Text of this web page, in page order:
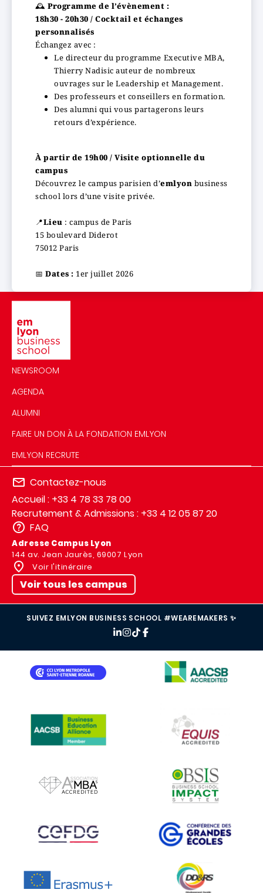
🕰️Programme de l’évènement :
18h30 - 20h30 / Cocktail et échanges
personnalisés
Échangez avec :
Le directeur du programme Executive MBA,
Thierry Nadisic auteur de nombreux
ouvrages sur le Leadership et Management.
Des professeurs et conseillers en formation.
Des alumni qui vous partagerons leurs
retours d’expérience.
À partir de 19h00 / Visite optionnelle du
campus
Découvrez le campus parisien d’emlyon business
school lors d’une visite privée.
📍Lieu : campus de Paris
15 boulevard Diderot
75012 Paris
📅Dates : 1er juillet 2026
NEWSROOM
AGENDA
ALUMNI
FAIRE UN DON À LA FONDATION EMLYON
EMLYON RECRUTE
Contactez-nous
Accueil : +33 4 78 33 78 00
Recrutement & Admissions : +33 4 12 05 87 20
FAQ
Adresse Campus Lyon
144 av. Jean Jaurès, 69007 Lyon
Voir l'itinéraire
Voir tous les campus
SUIVEZ EMLYON BUSINESS SCHOOL #WEAREMAKERS ✨
IMAGE
IMAGE
IMAGE
IMAGE
IMAGE IMAGE